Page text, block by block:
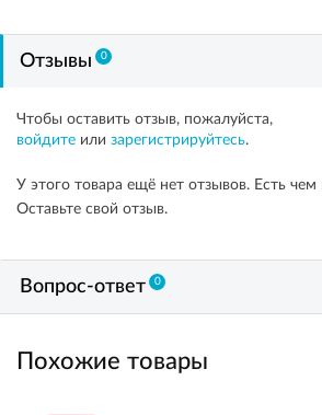
Отзывы 0
Чтобы оставить отзыв, пожалуйста,
войдите или зарегистрируйтесь.
У этого товара ещё нет отзывов. Есть чем
Оставьте свой отзыв.
Вопрос-ответ 0
Похожие товары